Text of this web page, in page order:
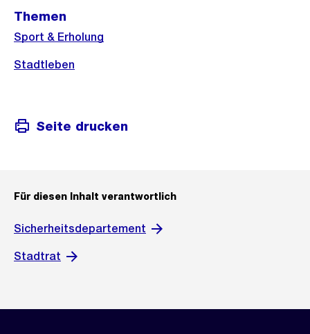
Informationen
Themen
Sport & Erholung
Stadtleben
Seite drucken
Für diesen Inhalt verantwortlich
Sicherheitsdepartement
Stadtrat